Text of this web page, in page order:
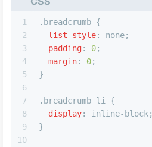
1
2
3
4
5
6
7
8
9
10
.breadcrumb {
list-style: none;
padding: 0;
margin: 0;
}
.breadcrumb li
{
display: inline-block;
}